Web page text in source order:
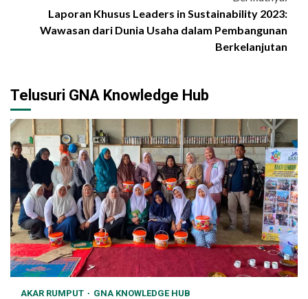
Laporan Khusus Leaders in Sustainability 2023:
Wawasan dari Dunia Usaha dalam Pembangunan
Berkelanjutan
Telusuri GNA Knowledge Hub
AKAR RUMPUT GNA KNOWLEDGE HUB